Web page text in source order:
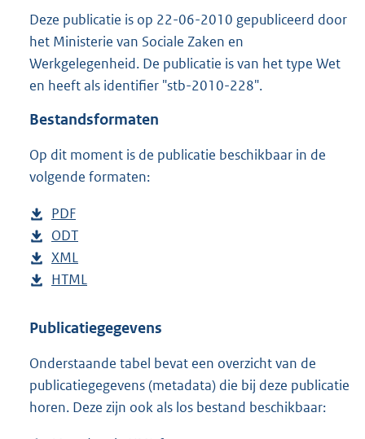
s
r
o
o
:
Deze publicatie is op 22-06-2010 gepubliceerd door
het Ministerie van Sociale Zaken en
Werkgelegenheid. De publicatie is van het type Wet
en heeft als identifier "stb-2010-228".
Bestandsformaten
Op dit moment is de publicatie beschikbaar in de
volgende formaten:
D
o
w
n
o
d
p
u
PDF
e
s
t
n
s
g
r
D
o
w
l
a
d
p
ODT
s
a
d
s
g
D
o
n
o
a
d
XML
e
t
n
d
s
D
w
l
o
a
HTML
s
a
n
d
Publicatiegegevens
Onderstaande tabel bevat een overzicht van de
publicatiegegevens (metadata) die bij deze publicatie
horen. Deze zijn ook als los bestand beschikbaar: